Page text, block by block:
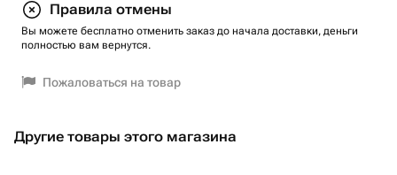
Правила отмены
Вы можете бесплатно отменить заказ до начала доставки, деньги
полностью вам вернутся.
Пожаловаться на товар
Другие товары этого магазина